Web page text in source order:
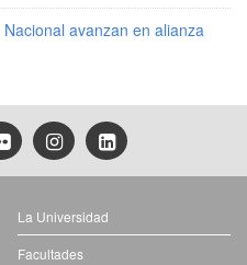
avanzan en alianza
La Universidad
Facultades